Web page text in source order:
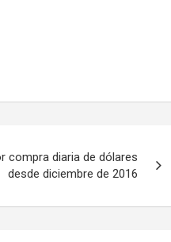
p
tircompra diaria de dólares
desde diciembre de 2016